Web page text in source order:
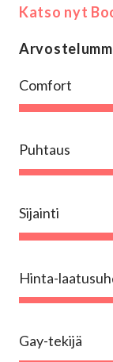
Katso nyt
Comfort
Puhtaus
Sijainti
Hinta-
Gay-tekijä